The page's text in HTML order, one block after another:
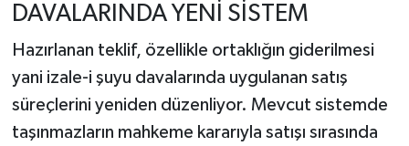
DAVALARINDA YENİ SİSTEM
Hazırlanan teklif, özellikle ortaklığın giderilmesi
yani izale-i şuyu davalarında uygulanan satış
süreçlerini yeniden düzenliyor. Mevcut sistemde
taşınmazların mahkeme kararıyla satışı sırasında